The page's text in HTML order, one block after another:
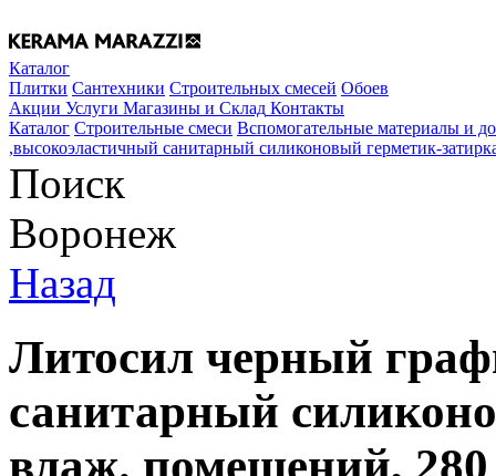
Каталог
Плитки Сантехники Строительных смесей Обоев
Акции Услуги Магазины и Склад Контакты
Каталог Строительные смеси Вспомогательные материалы и
,высокоэластичный санитарный силиконовый герметик-
Поиск
Воронеж
Назад
Литосил черный
санитарный
влаж. помещений,